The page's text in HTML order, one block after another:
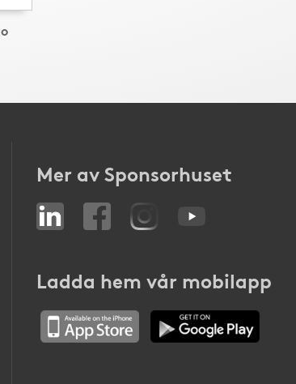
Mer av Sponsorhuset
Ladda hem vår mobilapp